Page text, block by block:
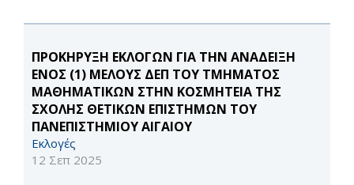
ΠΡΟΚΗΡΥΞΗ ΕΚΛΟΓΩΝ ΓΙΑ ΤΗΝ ΑΝΑΔΕΙΞΗ
ΕΝΟΣ (1) ΜΕΛΟΥΣ ΔΕΠ ΤΟΥ ΤΜΗΜΑΤΟΣ
ΜΑΘΗΜΑΤΙΚΩΝ ΣΤΗΝ ΚΟΣΜΗΤΕΙΑ ΤΗΣ
ΣΧΟΛΗΣ ΘΕΤΙΚΩΝ ΕΠΙΣΤΗΜΩΝ ΤΟΥ
ΠΑΝΕΠΙΣΤΗΜΙΟΥ ΑΙΓΑΙΟΥ
Εκλογές
12 Σεπ 2025